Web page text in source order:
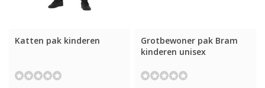
Katten pak kinderen
Grotbewoner pak Bram
kinderen unisex